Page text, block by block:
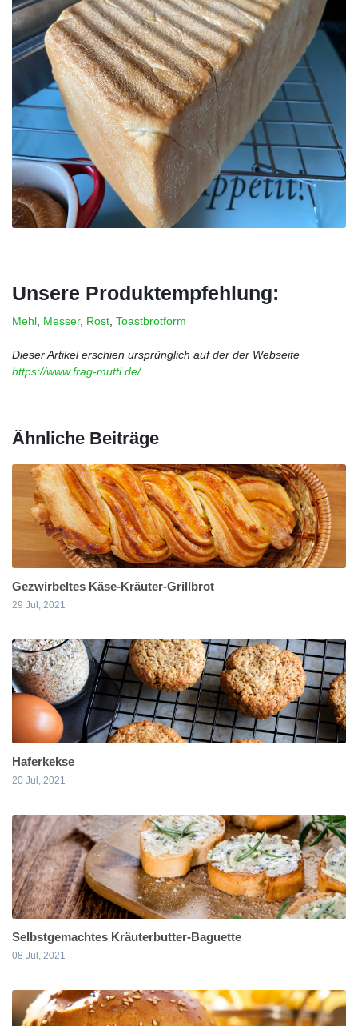
Unsere Produktempfehlung:
Mehl Messer, Rost Toastbrotform
Dieser Artikel erschien ursprünglich auf der der Webseite
https://www.frag-mutti.de/.
Ähnliche Beiträge
Gezwirbeltes Käse-Kräuter-Grillbrot
29 Jul, 2021
Haferkekse
20 Jul, 2021
Selbstgemachtes Kräuterbutter-Baguette
08 Jul, 2021